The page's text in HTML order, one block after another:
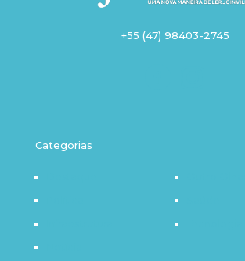
+55 (47) 98403-2745
Categorias